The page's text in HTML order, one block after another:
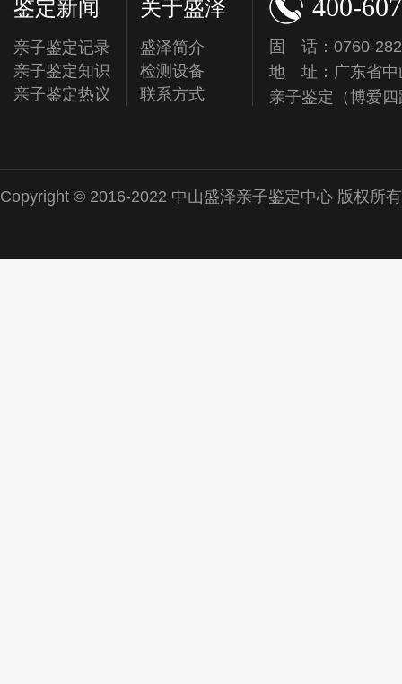
鉴定新闻
亲子鉴定记录
亲子鉴定知识
亲子鉴定热议
关于盛泽
盛泽简介
检测设备
联系方式
400-
固 话：0760-
地 址：广东省中
亲子鉴定（博爱
Copyright © 2016-2022 中山盛泽亲子鉴定中心 版权所